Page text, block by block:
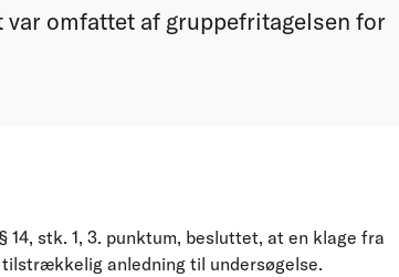
omfattet af gruppefritagelsen for
stk. 1, 3. punktum, besluttet, at en klage fra
anledning til undersøgelse.